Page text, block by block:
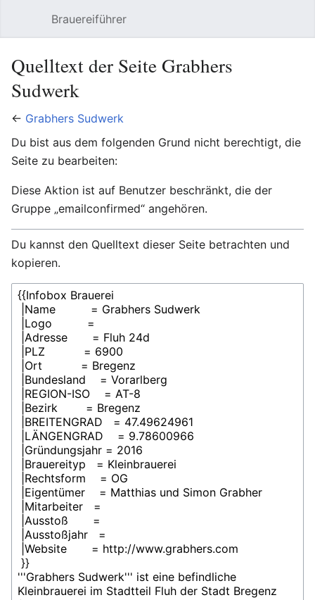
Brauereiführer
Quelltext der Seite Grabhers
Sudwerk
← Grabhers Sudwerk
Du bist aus dem folgenden Grund nicht berechtigt, die
Seite zu bearbeiten:
Diese Aktion ist auf Benutzer beschränkt, die der
Gruppe „emailconfirmed“ angehören.
Du kannst den Quelltext dieser Seite betrachten und
kopieren.